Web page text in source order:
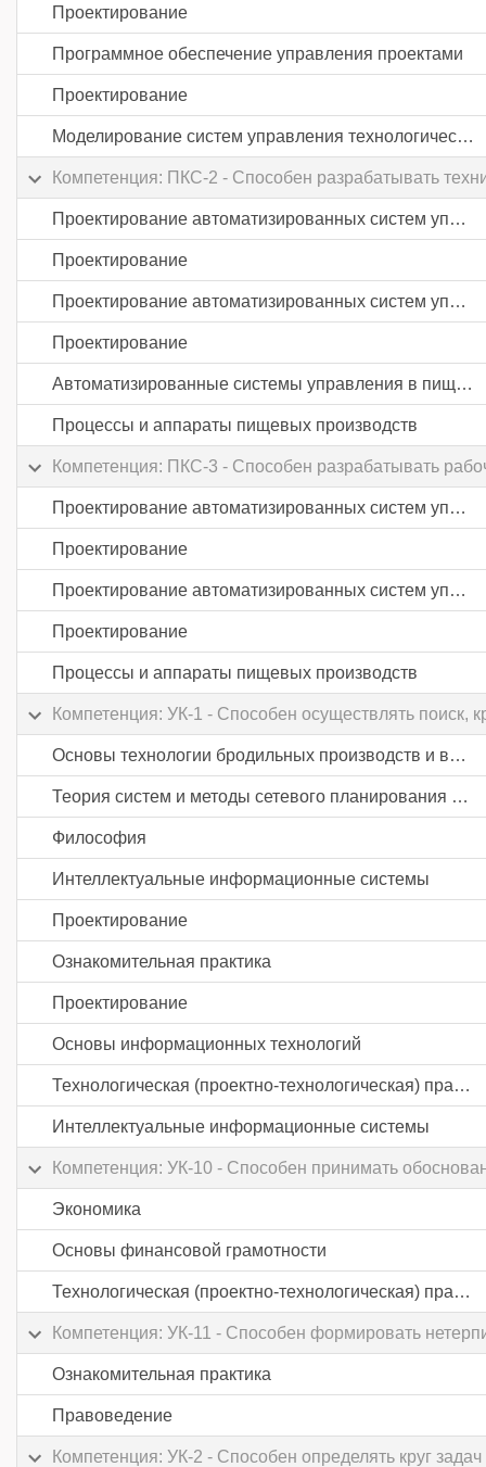
Проектирование
Программное обеспечение управления проектами
Проектирование
Моделирование систем управления технологическими процессами в пищевой промышленности
Компетенция: ПКС-2 - Способен разрабатывать
Проектирование автоматизированных систем управления пищевой промышленности
Проектирование
Проектирование автоматизированных систем управления пищевой промышленности
Проектирование
Автоматизированные системы управления в пищевой промышленности
Процессы и аппараты пищевых производств
Компетенция: ПКС-3 - Способен разрабатывать
Проектирование автоматизированных систем управления пищевой промышленности
Проектирование
Проектирование автоматизированных систем управления пищевой промышленности
Проектирование
Процессы и аппараты пищевых производств
Компетенция: УК-1 - Способен осуществлять поиск,
Основы технологии бродильных производств и виноделия
Теория систем и методы сетевого планирования и управления
Философия
Интеллектуальные информационные системы
Проектирование
Ознакомительная практика
Проектирование
Основы информационных технологий
Технологическая (проектно-технологическая) практика
Интеллектуальные информационные системы
Компетенция: УК-10 - Способен принимать
Экономика
Основы финансовой грамотности
Технологическая (проектно-технологическая) практика
Компетенция: УК-11 - Способен формировать
Ознакомительная практика
Правоведение
Компетенция: УК-2 - Способен определять круг